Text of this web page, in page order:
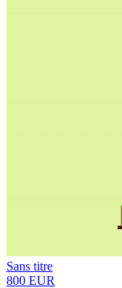
Sans titre
800 EUR